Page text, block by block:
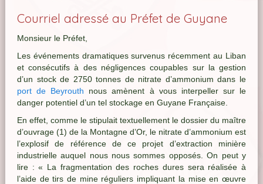
Courriel adressé au Préfet de Guyane
Monsieur le Préfet,
Les événements dramatiques survenus récemment au Liban
et consécutifs à des négligences coupables sur la gestion
d’un stock de 2750 tonnes de nitrate d’ammonium dans le
port de Beyrouth nous amènent à vous interpeller sur le
danger potentiel d’un tel stockage en Guyane Française.
En effet, comme le stipulait textuellement le dossier du maître
d’ouvrage (1) de la Montagne d’Or, le nitrate d’ammonium est
l’explosif de référence de ce projet d’extraction minière
industrielle auquel nous nous sommes opposés. On peut y
lire : « La fragmentation des roches dures sera réalisée à
l’aide de tirs de mine réguliers impliquant la mise en œuvre